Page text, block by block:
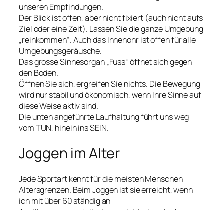
unseren Empfindungen.
Der Blick ist offen, aber nicht fixiert (auch nicht aufs
Ziel oder eine Zeit). Lassen Sie die ganze Umgebung
„reinkommen“. Auch das Innenohr ist offen für alle
Umgebungsgeräusche.
Das grosse Sinnesorgan „Fuss“ öffnet sich gegen
den Boden.
Öffnen Sie sich, ergreifen Sie nichts. Die Bewegung
wird nur stabil und ökonomisch, wenn Ihre Sinne auf
diese Weise aktiv sind.
Die unten angeführte Laufhaltung führt uns weg
vom TUN, hinein ins SEIN.
Joggen im Alter
Jede Sportart kennt für die meisten Menschen
Altersgrenzen. Beim Joggen ist sie erreicht, wenn
ich mit über 60 ständig an